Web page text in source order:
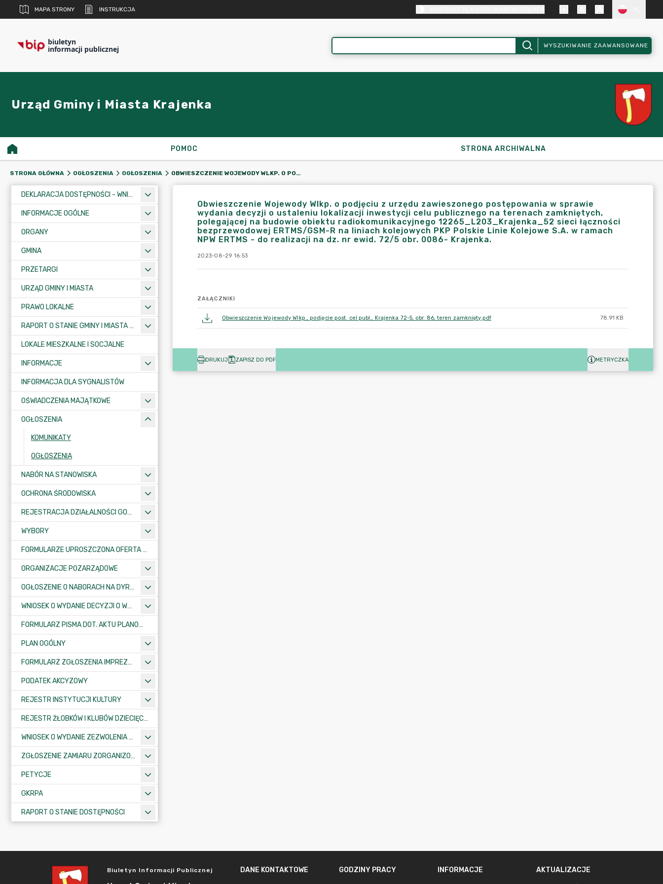
MAPA STRONY INSTRUKCJA
biuletyn
informacji publicznej WYSZUKIWANIE ZAAWANSOWANE
Urząd Gminy i Miasta Krajenka
POMOC STRONA ARCHIWALNA
STRONA GŁÓWNA OGŁOSZENIA OGŁOSZENIA OBWIESZCZENIE WOJEWODY WLKP. O PODJĘCIU Z URZĘDU ZAWIESZONEGO POSTĘPOWANIA W SPRAWIE WYDANIA DECYZJI O USTALENIU LOKALIZACJI INWESTYCJI CELU PUBLICZNEGO NA TERENACH ZAMKNIĘTYCH, POLEGAJĄCEJ NA BUDOWIE OBIEKTU RADIOKOMUNIKACYJNEGO 12265_L203_KRAJENKA_52 SIECI ŁĄCZNOŚCI BEZPRZEWODOWEJ ERTMS/GSM-R NA LINIACH KOLEJOWYCH PKP POLSKIE LINIE KOLEJOWE S.A. W RAMACH NPW ERTMS - DO REALIZACJI NA DZ. NR EWID. 72/5 OBR. 0086- KRAJENKA.
DEKLARACJA DOSTĘPNOŚCI - WNIOSEK
INFORMACJE OGÓLNE
ORGANY
GMINA
PRZETARGI
URZĄD GMINY I MIASTA
PRAWO LOKALNE
RAPORT O STANIE GMINY I MIASTA KRAJENKA
LOKALE MIESZKALNE I SOCJALNE
INFORMACJE
INFORMACJA DLA SYGNALISTÓW
OŚWIADCZENIA MAJĄTKOWE
OGŁOSZENIA
KOMUNIKATY
OGŁOSZENIA
NABÓR NA STANOWISKA
OCHRONA ŚRODOWISKA
REJESTRACJA DZIAŁALNOŚCI GOSPODARCZEJ
WYBORY
FORMULARZE UPROSZCZONA OFERTA WYKONANIA ZADANIA PUBLICZNEGO
ORGANIZACJE POZARZĄDOWE
OGŁOSZENIE O NABORACH NA DYREKTORÓW PLACÓWEK OŚWIATOWYCH
WNIOSEK O WYDANIE DECYZJI O WARUNKACH ZABUDOWY/O USTALENIE INWESTYCJI CELU PUBLICZNEGO
FORMULARZ PISMA DOT. AKTU PLANOWANIA PRZESTRZENNEGO
PLAN OGÓLNY
FORMULARZ ZGŁOSZENIA IMPREZY SPORTOWO-REKREACYJNEJ, ARTYSTYCZNEJ LUB ROZRYWKOWEJ
PODATEK AKCYZOWY
REJESTR INSTYTUCJI KULTURY
REJESTR ŻŁOBKÓW I KLUBÓW DZIECIĘCYCH
WNIOSEK O WYDANIE ZEZWOLENIA NA ZAJĘCIE PASA DROGOWEGO
ZGŁOSZENIE ZAMIARU ZORGANIZOWANIA ZGROMADZENIA
PETYCJE
GKRPA
RAPORT O STANIE DOSTĘPNOŚCI
Obwieszczenie Wojewody Wlkp. o podjęciu z urzędu zawieszonego postępowania w sprawie
wydania decyzji o ustaleniu lokalizacji inwestycji celu publicznego na terenach zamkniętych,
polegającej na budowie obiektu radiokomunikacyjnego 12265_L203_Krajenka_52 sieci łączności
bezprzewodowej ERTMS/GSM-R na liniach kolejowych PKP Polskie Linie Kolejowe S.A. w ramach
NPW ERTMS - do realizacji na dz. nr ewid. 72/5 obr. 0086- Krajenka.
2023-08-29 16:53
ZAŁĄCZNIKI
Obwieszczenie Wojewody Wlkp., podjęcie post. cel publ., Krajenka 72-5, obr. 86, teren zamknięty.pdf 78.91 KB
DRUKUJ ZAPISZ DO PDF METRYCZKA
Biuletyn Informacji Publicznej DANE KONTAKTOWE GODZINY PRACY INFORMACJE AKTUALIZACJE